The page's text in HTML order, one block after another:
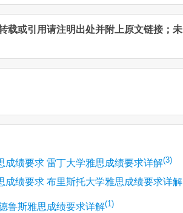
载或引用请注明出处并附上原文链接；未
成绩要求 雷丁大学雅思成绩要求详解(3)
成绩要求 布里斯托大学雅思成绩要求详解
鲁斯雅思成绩要求详解(1)